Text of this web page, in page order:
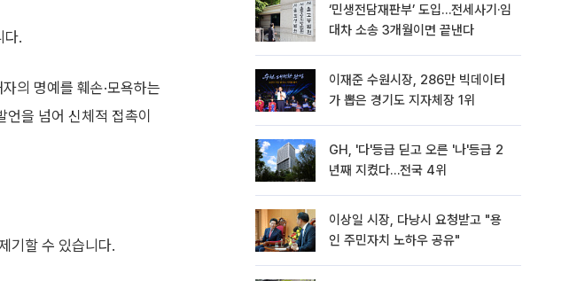
다.
의 명예를 훼손·모욕하는
을 넘어 신체적 접촉이
기할 수 있습니다.
‘민생전담재판부’ 도입…전세사기·임
대차 소송 3개월이면 끝낸다
이재준 수원시장, 286만 빅데이터
가 뽑은 경기도 지자체장 1위
GH, '다'등급 딛고 오른 '나'등급 2
년째 지켰다…전국 4위
이상일 시장, 다낭시 요청받고 "용
인 주민자치 노하우 공유"